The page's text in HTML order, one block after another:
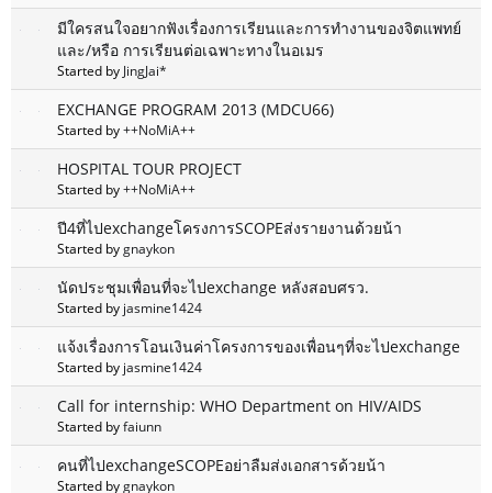
มีใครสนใจอยากฟังเรื่องการเรียนและการทำงานของจิตแพทย์
และ/หรือ การเรียนต่อเฉพาะทางในอเมร
Started by JingJai*
EXCHANGE PROGRAM 2013 (MDCU66)
Started by++NoMiA++
HOSPITAL TOUR PROJECT
Started by++NoMiA++
ปี4ที่ไปexchangeโครงการSCOPEส่งรายงานด้วยน้า
Started bygnaykon
นัดประชุมเพื่อนที่จะไปexchange หลังสอบศรว.
Started by jasmine1424
แจ้งเรื่องการโอนเงินค่าโครงการของเพื่อนๆที่จะไปexchange
Started by jasmine1424
Call for internship: WHO Department on HIV/AIDS
Started byfaiunn
คนที่ไปexchangeSCOPEอย่าลืมส่งเอกสารด้วยน้า
Started bygnaykon